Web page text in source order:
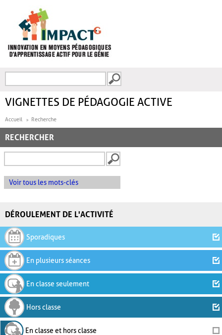
FORMULAIRE DE
VIGNETTES DE PÉDAGOGIE ACTIVE
Accueil Recherche
RECHERCHER
Voir tous les mots-clés
DÉROULEMENT DE L'ACTIVITÉ
Sporadiques
En plusieurs séances
En classe seulement
Hors classe
En classe et hors classe